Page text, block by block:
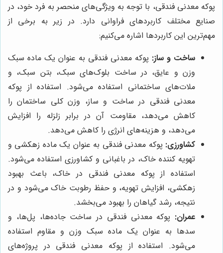
پوکه معدنی فندقی، با توجه به ویژگی‌های منحصر به فرد خود، در
صنایع مختلف کاربردهای فراوانی دارد. در زیر به برخی از
مهم‌ترین این کاربردها اشاره می‌کنیم:
ساخت و ساز: پوکه معدنی فندقی به عنوان یک ماده سبک
وزن و عایق، در ساخت بلوک‌های سبک، بتن سبک، و
ملات‌های ساختمانی استفاده می‌شود. استفاده از پوکه
معدنی فندقی در ساخت و ساز، وزن کلی ساختمان را
کاهش می‌دهد، مقاومت آن در برابر زلزله را افزایش
می‌دهد، و هزینه‌های انرژی را کاهش می‌دهد.
کشاورزی: پوکه معدنی فندقی به عنوان یک ماده زهکشی و
تهویه کننده خاک، در باغبانی و کشاورزی استفاده می‌شود.
استفاده از پوکه معدنی فندقی در خاک، باعث بهبود
زهکشی، افزایش تهویه، و حفظ رطوبت خاک می‌شود و در
نتیجه، رشد گیاهان را بهبود می‌بخشد.
عمران: پوکه معدنی فندقی در ساخت جاده‌ها، پل‌ها، و
سدها به عنوان یک ماده سبک وزن و مقاوم استفاده
می‌شود. استفاده از پوکه معدنی فندقی در پروژه‌های